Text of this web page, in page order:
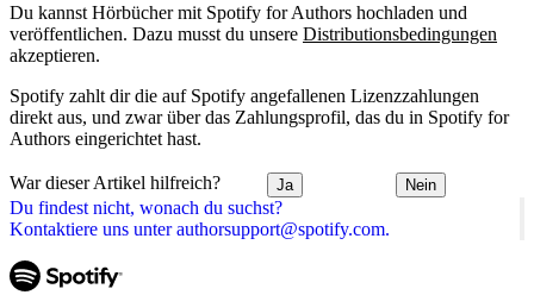
Du findest nicht, wonach du suchst?
Kontaktiere uns unter authorsupport@spotify.com.
Du kannst Hörbücher mit Spotify for Authors hochladen und
veröffentlichen. Dazu musst du unsere Distributionsbedingungen
akzeptieren.
Spotify zahlt dir die auf Spotify angefallenen Lizenzzahlungen
direkt aus, und zwar über das Zahlungsprofil, das du in Spotify for
Authors eingerichtet hast.
War dieser Artikel hilfreich? Ja Nein